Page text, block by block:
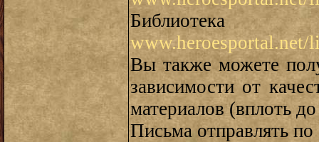
Библиотека
Вы также можете
зависимости от
материалов (вплоть
Письма отправлять